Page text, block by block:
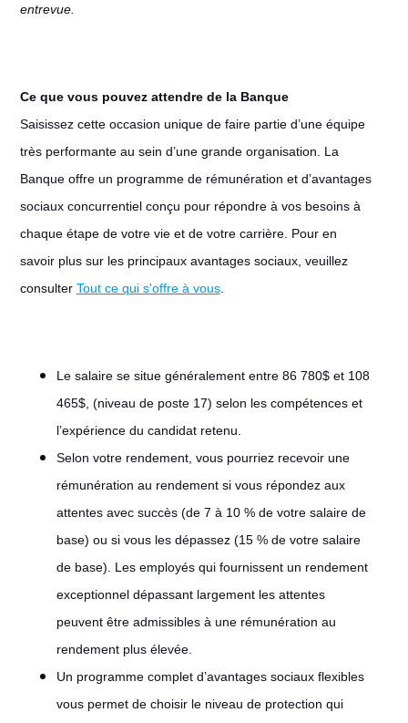
entrevue.
Ce que vous pouvez attendre de la Banque
Saisissez cette occasion unique de faire partie d’une équipe
très performante au sein d’une grande organisation. La
Banque offre un programme de rémunération et d’avantages
sociaux concurrentiel conçu pour répondre à vos besoins à
chaque étape de votre vie et de votre carrière. Pour en
savoir plus sur les principaux avantages sociaux, veuillez
consulter Tout ce qui s'offre à vous.
Le salaire se situe généralement entre 86 780$ et 108
465$, (niveau de poste 17) selon les compétences et
l’expérience du candidat retenu.
Selon votre rendement, vous pourriez recevoir une
rémunération au rendement si vous répondez aux
attentes avec succès (de 7 à 10 % de votre salaire de
base) ou si vous les dépassez (15 % de votre salaire
de base). Les employés qui fournissent un rendement
exceptionnel dépassant largement les attentes
peuvent être admissibles à une rémunération au
rendement plus élevée.
Un programme complet d’avantages sociaux flexibles
vous permet de choisir le niveau de protection qui